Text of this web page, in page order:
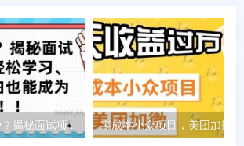
从零开始月近3w？揭秘面试项目掘金秘笈，轻松学习、零压力操作，小白也能成为赚钱高手